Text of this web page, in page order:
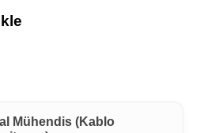
Mühendis (Kablo